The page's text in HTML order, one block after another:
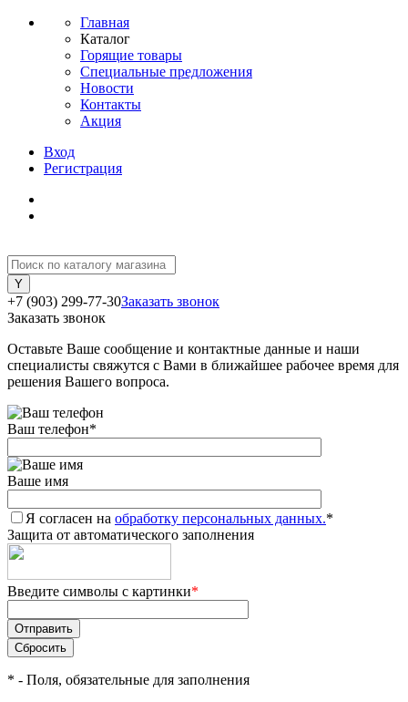
Главная
Каталог
Горящие товары
Специальные предложения
Новости
Контакты
Акция
Вход
Регистрация
+7 (903) 299-77-30Заказать звонок
Заказать звонок
Оставьте Ваше сообщение и контактные данные и наши
специалисты свяжутся с Вами в ближайшее рабочее время для
решения Вашего вопроса.
Ваш телефон*
Ваше имя
Я согласен на обработку персональных данных.*
Защита от автоматического заполнения
Введите символы с картинки*
* - Поля, обязательные для заполнения